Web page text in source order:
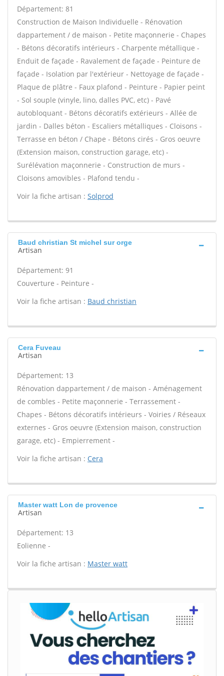
Département: 81
Construction de Maison Individuelle - Rénovation
dappartement / de maison - Petite maçonnerie - Chapes
- Bétons décoratifs intérieurs - Charpente métallique -
Enduit de façade - Ravalement de façade - Peinture de
façade - Isolation par l'extérieur - Nettoyage de façade -
Plaque de plâtre - Faux plafond - Peinture - Papier peint
- Sol souple (vinyle, lino, dalles PVC, etc) - Pavé
autobloquant - Bétons décoratifs extérieurs - Allée de
jardin - Dalles béton - Escaliers métalliques - Cloisons -
Terrasse en béton / Chape - Bétons cirés - Gros oeuvre
(Extension maison, construction garage, etc) -
Surélévation maçonnerie - Construction de murs -
Cloisons amovibles - Plafond tendu -
Voir la fiche artisan : Solprod
Baud christian St michel sur orge
Artisan
Département: 91
Couverture - Peinture -
Voir la fiche artisan : Baud christian
Cera Fuveau
Artisan
Département: 13
Rénovation dappartement / de maison - Aménagement
de combles - Petite maçonnerie - Terrassement -
Chapes - Bétons décoratifs intérieurs - Voiries / Réseaux
externes - Gros oeuvre (Extension maison, construction
garage, etc) - Empierrement -
Voir la fiche artisan : Cera
Master watt Lon de provence
Artisan
Département: 13
Eolienne -
Voir la fiche artisan : Master watt